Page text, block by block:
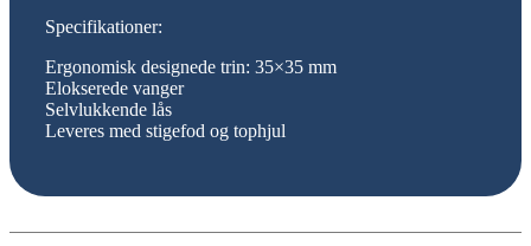
Specifikationer:
Ergonomisk designede trin: 35×35 mm
Elokserede vanger
Selvlukkende lås
Leveres med stigefod og tophjul